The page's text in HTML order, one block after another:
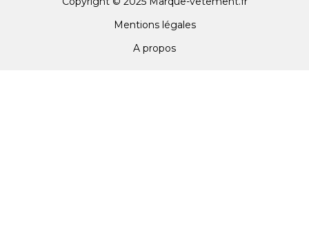
Mentions légales
A propos